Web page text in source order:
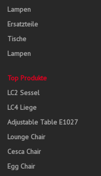
Lampen
Ersatzteile
Tische
Lampen
Top Produkte
LC2 Sessel
LC4 Liege
Adjustable Table E1027
Lounge Chair
Cesca Chair
Egg Chair